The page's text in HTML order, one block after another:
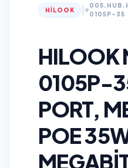
HILOOK
0105P-35
HILOOK
0105P-
PORT,
POE